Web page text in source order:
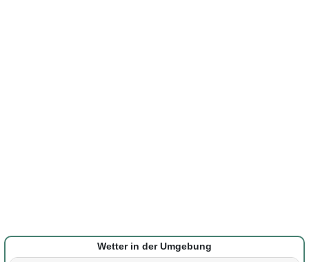
Wetter in der Umgebung